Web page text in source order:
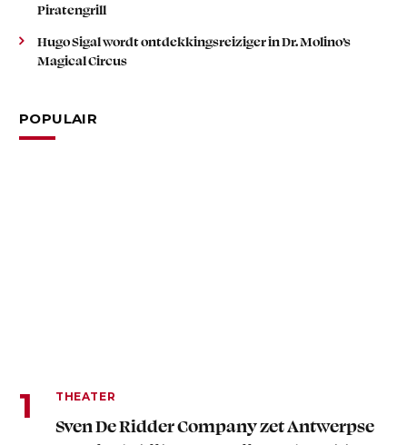
Piratengrill
Hugo Sigal wordt ontdekkingsreiziger in Dr. Molino’s
Magical Circus
POPULAIR
THEATER
Sven De Ridder Company zet Antwerpse